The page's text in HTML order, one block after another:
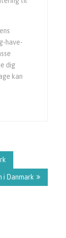
have-
dig
kan
i Danmark